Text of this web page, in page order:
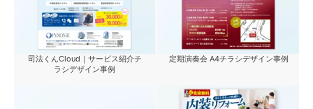
司法くんCloud｜サービス紹介チ
ラシデザイン事例
定期演奏会 A4チラシデザイン事例